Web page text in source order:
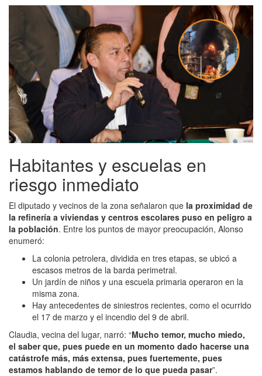
Habitantes y escuelas en
riesgo inmediato
El diputado y vecinos de la zona señalaron que la proximidad de
la refinería a viviendas y centros escolares puso en peligro a
la población. Entre los puntos de mayor preocupación, Alonso
enumeró:
La colonia petrolera, dividida en tres etapas, se ubicó a
escasos metros de la barda perimetral.
Un jardín de niños y una escuela primaria operaron en la
misma zona.
Hay antecedentes de siniestros recientes, como el ocurrido
el 17 de marzo y el incendio del 9 de abril.
Claudia, vecina del lugar, narró: “Mucho temor, mucho miedo,
el saber que, pues puede en un momento dado hacerse una
catástrofe más, más extensa, pues fuertemente, pues
estamos hablando de temor de lo que pueda pasar”.